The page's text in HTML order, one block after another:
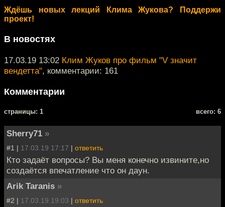
Ждёшь новых лекций Клима Жукова? Поддержи
проект!
В новостях
17.03.19 13:02 Клим Жуков про фильм "V значит
вендетта", комментарии: 161
Комментарии
cтраницы: 1 всего: 6
Sherry71 »
#1 | 17.03.19 17:17 | ответить
Кто задаёт вопросы? Вы меня конечно извините,но
создаётся впечатление что он даун.
Arik Taranis »
#2 | 17.03.19 19:03 | ответить